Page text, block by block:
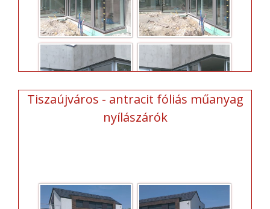
Tiszaújváros - antracit fóliás műanyag
nyílászárók